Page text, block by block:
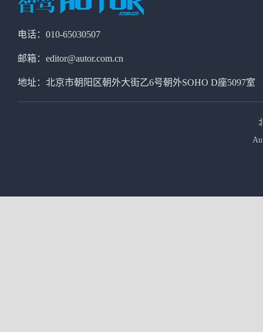
电话：010-65030507
邮箱：editor@autor.com.cn
地址：北京市朝阳区朝外大街乙6号朝外SOHO D座5097室